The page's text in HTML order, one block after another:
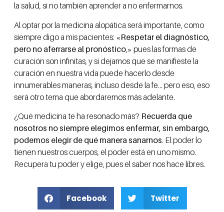
la salud, si no también aprender a no enfermarnos.
Al optar por la medicina alopática será importante, como
siempre digo a mis pacientes: «Respetar el diagnóstico,
pero no aferrarse al pronóstico » pues las formas de
curación son infinitas, y si dejamos que se manifieste la
curación en nuestra vida puede hacerlo desde
innumerables maneras, incluso desde la fe… pero eso, eso
será otro tema que abordaremos más adelante.
¿Qué medicina te ha resonado más? Recuerda que
nosotros no siempre elegimos enfermar, sin embargo,
podemos elegir de qué manera sanarnos. El poder lo
tienen nuestros cuerpos, el poder está en uno mismo.
Recupera tu poder y elige, pues el saber nos hace libres.
Facebook Twitter